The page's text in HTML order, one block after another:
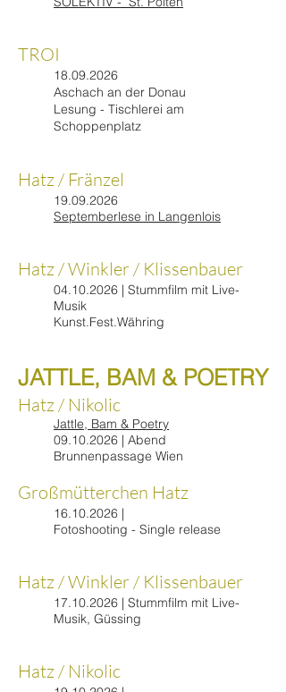
TROI
18.09.2026
Aschach an der Donau
Lesung - Tischlerei am
Schoppenplatz
Hatz / Fränzel
19.09.2026
Septemberlese in Langenlois
Hatz / Winkler / Klissenbauer
04.10.2026 | Stummfilm mit Live-
Musik
Kunst.Fest.Währing
JATTLE, BAM & POETRY
Hatz / Nikolic
Jattle, Bam & Poetry
09.10.2026 | Abend
Brunnenpassage Wien
Großmütterchen Hatz
16.10.2026 |
Fotoshooting - Single release
Hatz / Winkler / Klissenbauer
17.10.2026 | Stummfilm mit Live-
Musik, Güssing
Hatz / Nikolic